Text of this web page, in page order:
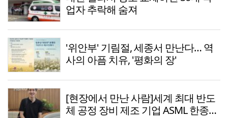
업자 추락해 숨져
'위안부' 기림절, 세종서 만난다… 역
사의 아픔 치유, '평화의 장'
[현장에서 만난 사람]세계 최대 반도
체 공정 장비 제조 기업 ASML 한종호